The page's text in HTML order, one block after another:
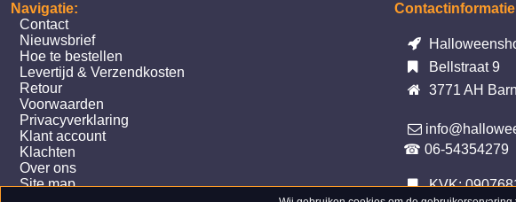
Navigatie:
Contact
Nieuwsbrief
Hoe te bestellen
Levertijd & Verzendkosten
Retour
Voorwaarden
Privacyverklaring
Klant account
Klachten
Over ons
Site map
Bellstraat 9
3771 AH
☎ 06-54354279
KVK: